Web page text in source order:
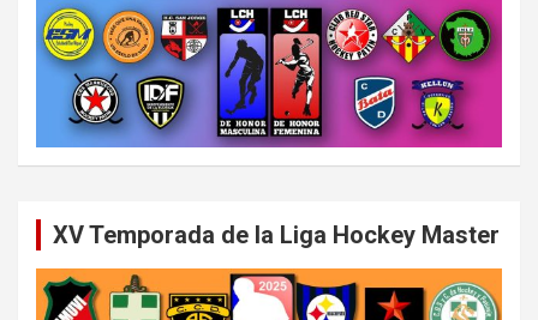
XV Temporada de la Liga Hockey Master